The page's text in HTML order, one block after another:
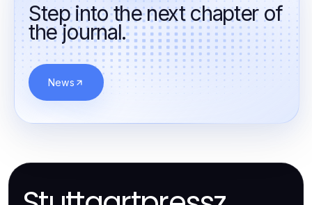
Step into the next chapter of
the journal.
News